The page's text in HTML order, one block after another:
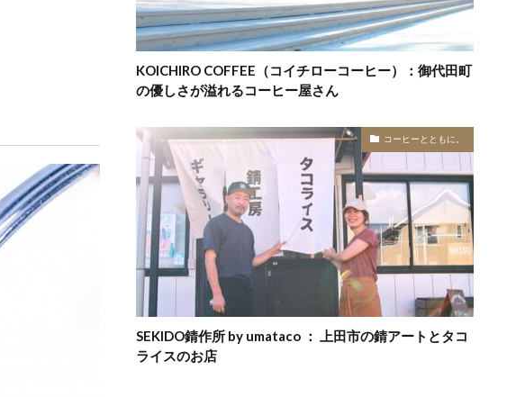
KOICHIRO COFFEE（コイチローコーヒー）：御代田町
の優しさが溢れるコーヒー屋さん
コーヒーとともに。
SEKIDO錆作所 by umataco ： 上田市の錆アートとタコ
ライスのお店